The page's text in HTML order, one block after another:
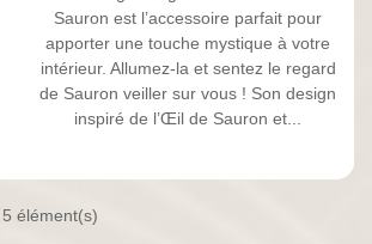
Sauron est l’accessoire parfait pour
apporter une touche mystique à votre
intérieur. Allumez-la et sentez le regard
de Sauron veiller sur vous ! Son design
inspiré de l’Œil de Sauron et...
élément(s)